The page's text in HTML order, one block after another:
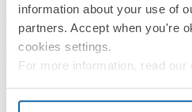
information about your use of
partners. Accept when you're
cookies settings.
For more information, read our
8201432-098
Base de enchufe schuko 16A 250~
2,1A 10,5W con tapa negro mate